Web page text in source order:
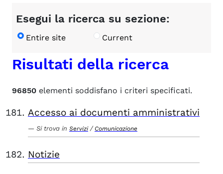
Esegui la ricerca su sezione:
Entire site Current
Risultati della ricerca
96850 elementi soddisfano i criteri specificati.
Accesso ai documenti amministrativi
Si trova in Servizi / Comunicazione
Notizie